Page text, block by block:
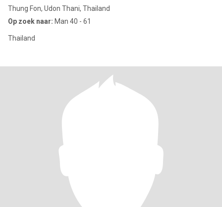
Thung Fon, Udon Thani, Thailand
Op zoek naar: Man 40 - 61
Thailand